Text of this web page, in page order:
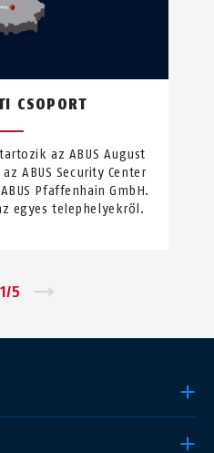
CSOPORT
az ABUS August
ABUS Security Center
Pfaffenhain GmbH.
egyes telephelyekről.
1/5